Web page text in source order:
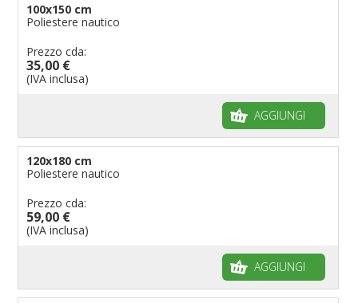
100x150 cm
Poliestere nautico
Prezzo cda:
35,00 €
(IVA inclusa)
AGGIUNGI
120x180 cm
Poliestere nautico
Prezzo cda:
59,00 €
(IVA inclusa)
AGGIUNGI